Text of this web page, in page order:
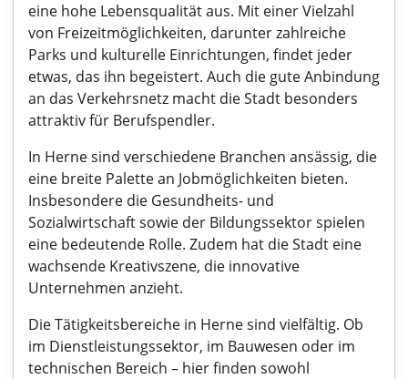
eine hohe Lebensqualität aus. Mit einer Vielzahl
von Freizeitmöglichkeiten, darunter zahlreiche
Parks und kulturelle Einrichtungen, findet jeder
etwas, das ihn begeistert. Auch die gute Anbindung
an das Verkehrsnetz macht die Stadt besonders
attraktiv für Berufspendler.
In Herne sind verschiedene Branchen ansässig, die
eine breite Palette an Jobmöglichkeiten bieten.
Insbesondere die Gesundheits- und
Sozialwirtschaft sowie der Bildungssektor spielen
eine bedeutende Rolle. Zudem hat die Stadt eine
wachsende Kreativszene, die innovative
Unternehmen anzieht.
Die Tätigkeitsbereiche in Herne sind vielfältig. Ob
im Dienstleistungssektor, im Bauwesen oder im
technischen Bereich – hier finden sowohl